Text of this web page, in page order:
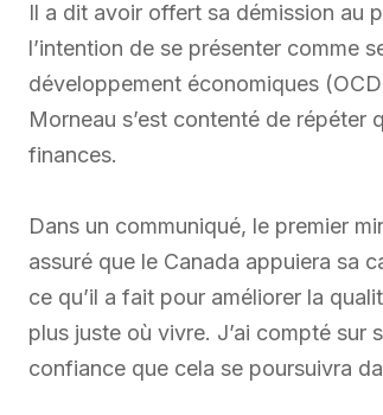
Il a dit avoir offert sa démission au
l’intention de se présenter comme
développement économiques
Morneau s’est contenté de répéter
finances.
Dans un communiqué, le premier
assuré que le Canada appuiera sa
ce qu’il a fait pour améliorer la
plus juste où vivre. J’ai compté sur
confiance que cela se poursuivra